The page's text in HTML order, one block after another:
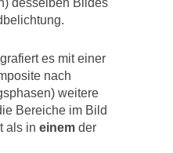
es mit einer
nach
weitere
Bereiche im Bild
als in einem der